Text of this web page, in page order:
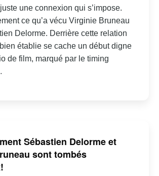
une connexion qui s’impose.
ce qu’a vécu Virginie Bruneau
Delorme. Derrière cette relation
établie se cache un début digne
de film, marqué par le timing
Sébastien Delorme et
sont tombés